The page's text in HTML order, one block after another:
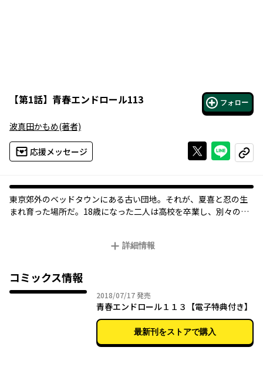
【第1話】 青春エンドロール113 フォロー
波真田かもめ(著者)
応援メッセージ Xで投稿する
ライン
コピー
東京郊外のベッドタウンにある古い団地。それが、夏喜と忍の生
まれ育った場所だ。18歳になった二人は高校を卒業し、別々の道
かし、青春の甘酸っぱい共犯関係は、ついに一線を越えてしまい―
詳細情報
コミックス情報
2018/07/172018年07月17日
発売
青春エンドロール１１３【電子特典付き】
最新刊をストアで購入